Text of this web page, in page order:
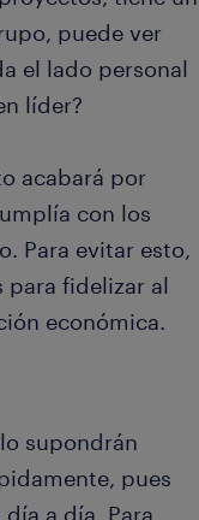
puede ver
el lado personal
líder?
acabará por
con los
Para evitar esto,
fidelizar al
económica.
supondrán
pues
a día. Para